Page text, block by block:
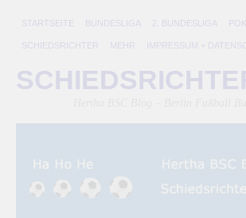
STARTSEITE BUNDESLIGA 2. BUNDESLIGA
SCHIEDSRICHTER MEHR IMPRESSUM +